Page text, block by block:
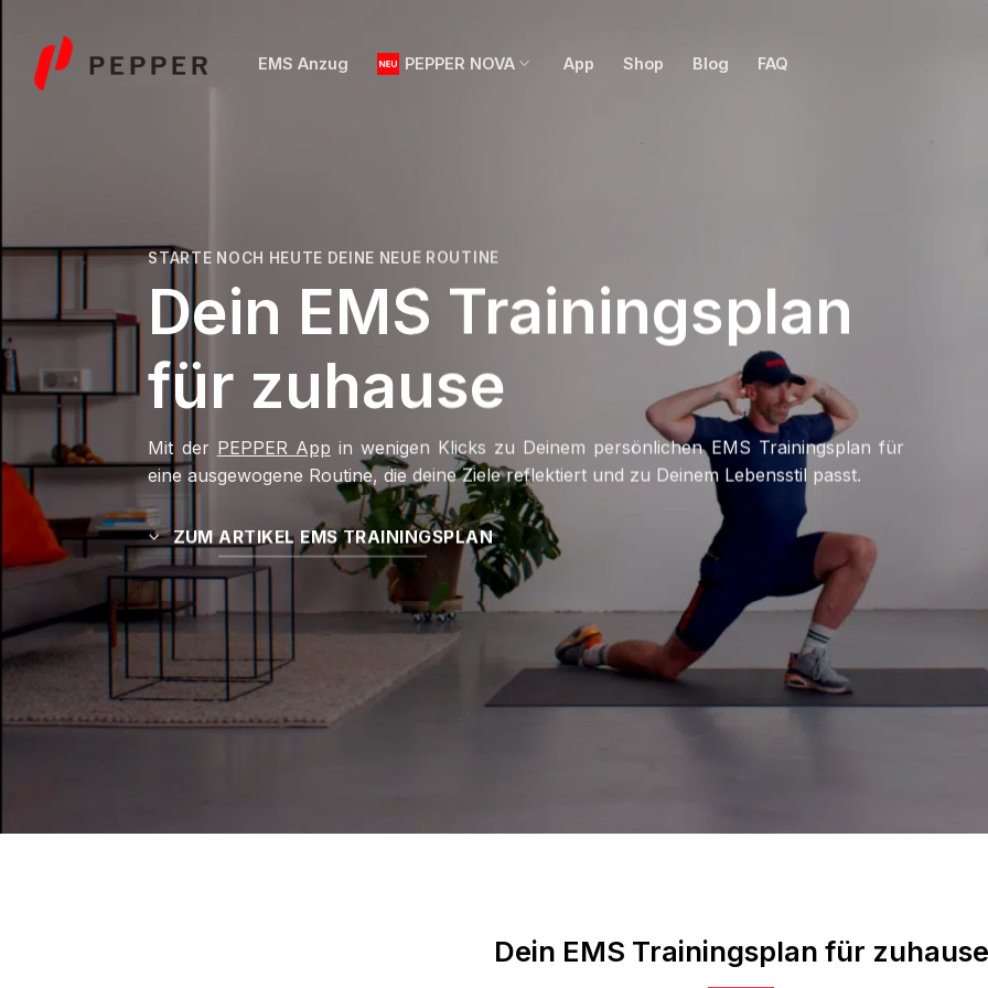
springen
EMS Anzug PEPPER NOVA App Shop Blog FAQ
STARTE NOCH HEUTE DEINE NEUE ROUTINE
Dein EMS Trainingsplan
für zuhause
Mit der PEPPER App in wenigen Klicks zu Deinem persönlichen EMS Trainingsplan für
eine ausgewogene Routine, die deine Ziele reflektiert und zu Deinem Lebensstil passt.
ZUM ARTIKEL EMS TRAININGSPLAN
Dein EMS Trainingsplan für zuhause